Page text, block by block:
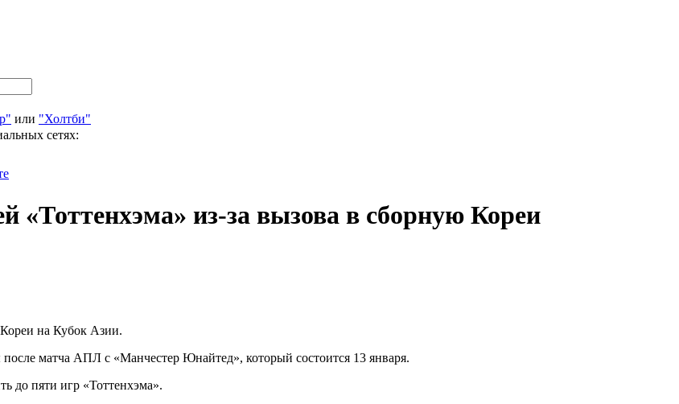
или "Холтби"
сетях:
«Тоттенхэма» из-за вызова в сборную Кореи
на Кубок Азии.
матча АПЛ с «Манчестер Юнайтед», который состоится 13 января.
до пяти игр «Тоттенхэма».